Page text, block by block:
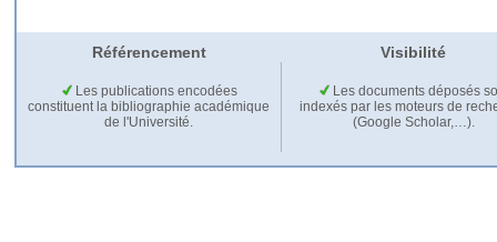
Référencement Visibilité
Les publications encodées
constituent la bibliographie académique
de l'Université.
Les documents déposés
indexés par les moteurs de
(Google Scholar,…).